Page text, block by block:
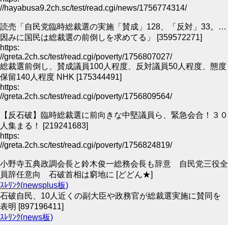
//hayabusa9.2ch.sc/test/read.cgi/news/1756774314/
読売「自民党臨時総裁選の実施「賛成」128、「反対」33。…
因みに国民は総裁選の前倒しを求めてる」 [359572271]
https:
//greta.2ch.sc/test/read.cgi/poverty/1756807027/
総裁選前倒し、賛成議員100人程度、反対議員50人程度、態度
保留140人程度 NHK [175344491]
https:
//greta.2ch.sc/test/read.cgi/poverty/1756809564/
【反石破】臨時総裁選に前向きな中堅議員ら、緊急会合！３０
人集まる！ [219241683]
https:
//greta.2ch.sc/test/read.cgi/poverty/1756824819/
小野寺五典政調会長と鈴木俊一総務会長も辞意 自民党三役全
員辞任意向 石破首相は窮地に [どどん★]
ｽﾚﾘﾝｸ(newsplus板)
石破自民、10人近くの副大臣や政務官が総裁選実施に賛同を
表明 [897196411]
ｽﾚﾘﾝｸ(news板)